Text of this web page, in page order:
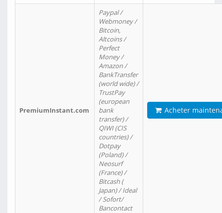
PremiumInstant.com
Paypal /
Webmoney /
Bitcoin,
Altcoins /
Perfect
Money /
Amazon /
BankTransfer
(world wide) /
TrustPay
(european
bank
transfer) /
QIWI (CIS
countries) /
Dotpay
(Poland) /
Neosurf
(France) /
Bitcash (
Japan) / Ideal
/ Sofort/
Bancontact
Acheter